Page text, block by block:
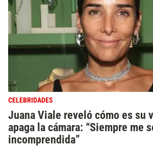
CELEBRIDADES
Juana Viale reveló cómo es su
apaga la cámara: “Siempre me
incomprendida”